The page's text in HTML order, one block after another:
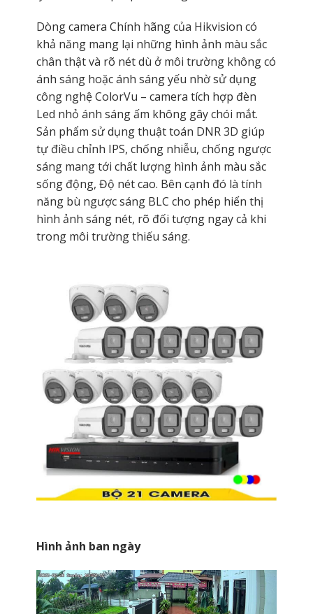
Dòng camera Chính hãng của Hikvision có
khả năng mang lại những hình ảnh màu sắc
chân thật và rõ nét dù ở môi trường không có
ánh sáng hoặc ánh sáng yếu nhờ sử dụng
công nghệ ColorVu – camera tích hợp đèn
Led nhỏ ánh sáng ấm không gây chói mắt.
Sản phẩm sử dụng thuật toán DNR 3D giúp
tự điều chỉnh IPS, chống nhiễu, chống ngược
sáng mang tới chất lượng hình ảnh màu sắc
sống động, Độ nét cao. Bên cạnh đó là tính
năng bù ngược sáng BLC cho phép hiển thị
hình ảnh sáng nét, rõ đối tượng ngay cả khi
trong môi trường thiếu sáng.
Hình ảnh ban ngày